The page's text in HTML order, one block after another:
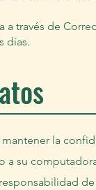
través de
días.
mantener la
a su